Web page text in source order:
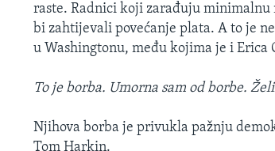
raste. Radnici koji zarađuju minimalnu
bi zahtijevali povećanje plata. A to je
u Washingtonu, među kojima je i Erica
To je borba. Umorna sam od borbe.
Njihova borba je privukla pažnju
Tom Harkin.